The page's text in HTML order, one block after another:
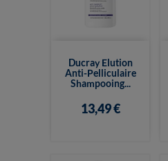
Ducray Elution
Anti-Pelliculaire
Shampooing...
13,49 €